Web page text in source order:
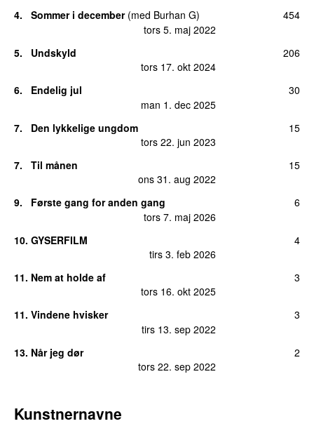
4. Sommer i december (med Burhan G)
tors 5. maj 2022
454
5.
Undskyld
tors 17. okt 2024
206
6.
Endelig jul
man 1. dec 2025
30
7.
Den lykkelige ungdom
tors 22. jun 2023
15
7.
Til månen
ons 31. aug 2022
15
9.
Første gang for anden gang
tors 7. maj 2026
6
10. GYSERFILM
tirs 3. feb 2026
4
11. Nem at holde af
tors 16. okt 2025
3
11. Vindene hvisker
tirs 13. sep 2022
3
13. Når jeg dør
tors 22. sep 2022
2
Kunstnernavne